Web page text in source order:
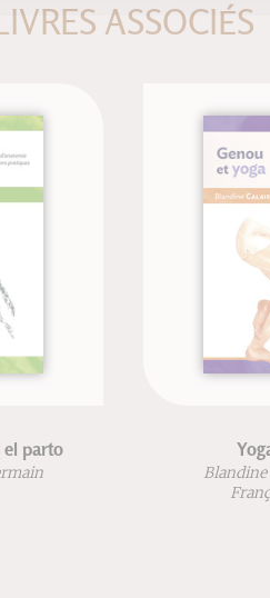
ASSOCIÉS
Blandine Calais-Germain